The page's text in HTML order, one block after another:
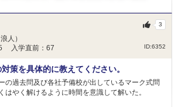
人）
入学直前：67
ID:6352
3
策を具体的に教えてください。
の過去問及び各社予備校が出しているマーク式問
はやく解けるように時間を意識して解いた。